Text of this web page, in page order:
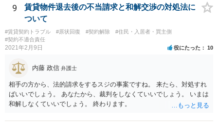
ほうがよろしいかと思います。
9
賃貸物件退去後の不当請求と和解交渉の対処法に
ついて
#賃貸契約トラブル #原状回復 #契約解除
#住民・入居者・買主側
#契約不適合責任
2021年2月9日 役にたった 10
内藤 政信 弁護士
相手の方から、法的請求をするスジの事案ですね。 来たら、対処すれ
ばいいでしょう。 あなたから、裁判をしなくていいでしょう。 いまは
和解しなくていいでしょう。 終わります。